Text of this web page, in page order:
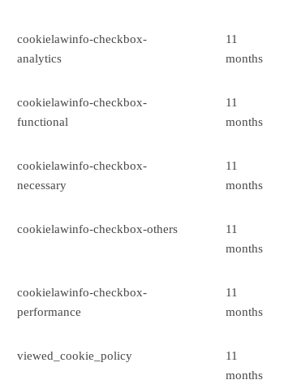
cookielawinfo-checkbox-
analytics
11
months
cookielawinfo-checkbox-
functional
11
months
cookielawinfo-checkbox-
necessary
11
months
cookielawinfo-checkbox-others
11
months
cookielawinfo-checkbox-
performance
11
months
viewed_cookie_policy
11
months